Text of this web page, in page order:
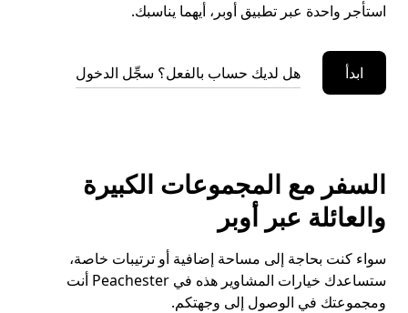
استأجر واحدة عبر تطبيق أوبر، أيهما يناسبك.
ابدأ هل لديك حساب بالفعل؟ سجِّل الدخول
السفر مع المجموعات الكبيرة
والعائلة عبر أوبر
سواء كنت بحاجة إلى مساحة إضافية أو ترتيبات خاصة،
ستساعدك خيارات المشاوير هذه في Peachester أنت
ومجموعتك في الوصول إلى وجهتكم.